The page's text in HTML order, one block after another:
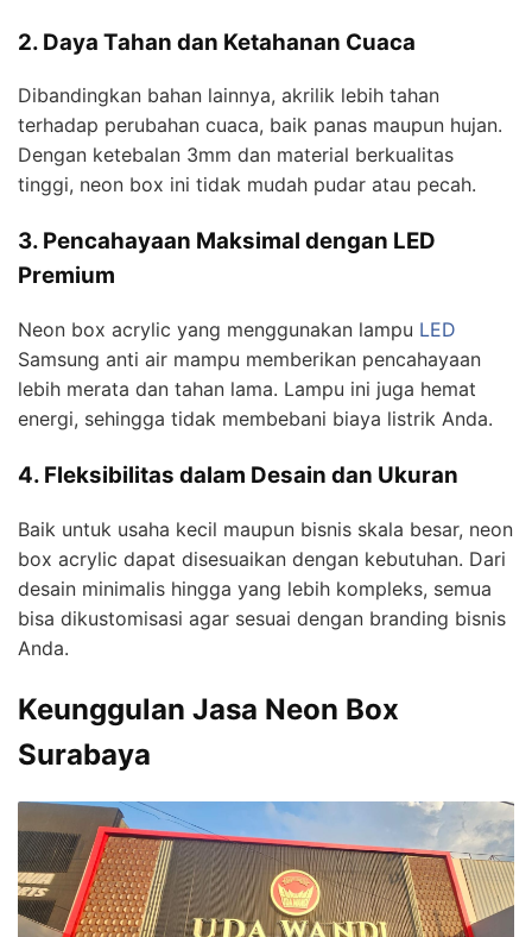
2. Daya Tahan dan Ketahanan Cuaca
Dibandingkan bahan lainnya, akrilik lebih tahan
terhadap perubahan cuaca, baik panas maupun hujan.
Dengan ketebalan 3mm dan material berkualitas
tinggi, neon box ini tidak mudah pudar atau pecah.
3. Pencahayaan Maksimal dengan LED
Premium
Neon box acrylic yang menggunakan lampu LED
Samsung anti air mampu memberikan pencahayaan
lebih merata dan tahan lama. Lampu ini juga hemat
energi, sehingga tidak membebani biaya listrik Anda.
4. Fleksibilitas dalam Desain dan Ukuran
Baik untuk usaha kecil maupun bisnis skala besar, neon
box acrylic dapat disesuaikan dengan kebutuhan. Dari
desain minimalis hingga yang lebih kompleks, semua
bisa dikustomisasi agar sesuai dengan branding bisnis
Anda.
Keunggulan Jasa Neon Box
Surabaya